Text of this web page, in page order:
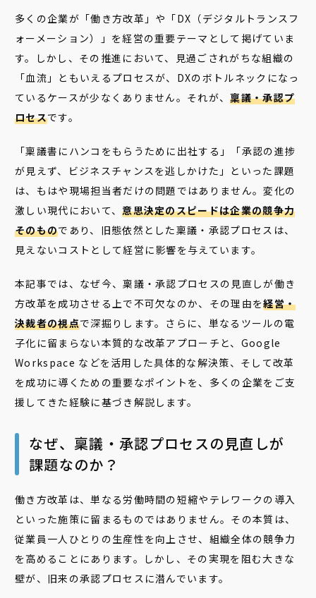
多くの企業が「働き方改革」や「DX（デジタルトランスフ
ォーメーション）」を経営の重要テーマとして掲げていま
す。しかし、その推進において、見過ごされがちな組織の
「血流」ともいえるプロセスが、DXのボトルネックになっ
ているケースが少なくありません。それが、稟議・承認プ
ロセスです。
「稟議書にハンコをもらうために出社する」「承認の進捗
が見えず、ビジネスチャンスを逃しかけた」といった課題
は、もはや現場担当者だけの問題ではありません。変化の
激しい現代において、意思決定のスピードは企業の競争力
そのものであり、旧態依然とした稟議・承認プロセスは、
見えないコストとして経営に影響を与えています。
本記事では、なぜ今、稟議・承認プロセスの見直しが働き
方改革を成功させる上で不可欠なのか、その理由を経営・
決裁者の視点で深掘りします。さらに、単なるツールの電
子化に留まらない本質的な改革アプローチと、Google
Workspace などを活用した具体的な解決策、そして改革
を成功に導くための重要なポイントを、多くの企業をご支
援してきた経験に基づき解説します。
なぜ、稟議・承認プロセスの見直しが
課題なのか？
働き方改革は、単なる労働時間の短縮やテレワークの導入
といった施策に留まるものではありません。その本質は、
従業員一人ひとりの生産性を向上させ、組織全体の競争力
を高めることにあります。しかし、その実現を阻む大きな
壁が、旧来の承認プロセスに潜んでいます。